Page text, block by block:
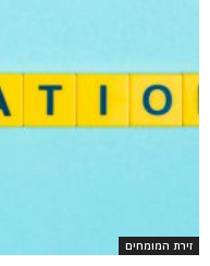
זירת המומחים